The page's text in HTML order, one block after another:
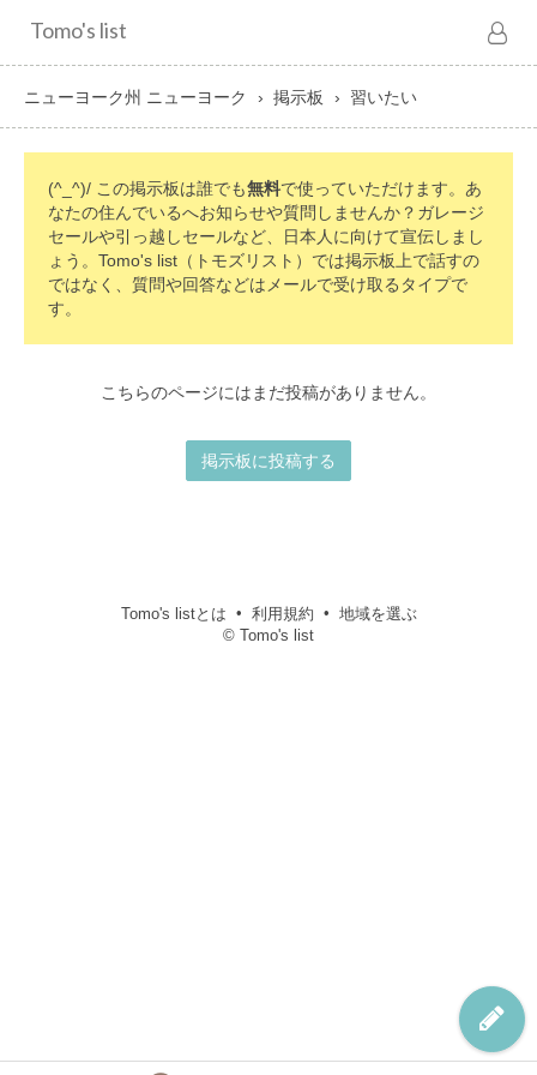
Tomo's list
ニューヨーク州 ニューヨーク 掲示板 習いたい
(^_^)/ この掲示板は誰でも無料で使っていただけます。あ
なたの住んでいるへお知らせや質問しませんか？ガレージ
セールや引っ越しセールなど、日本人に向けて宣伝しまし
ょう。Tomo's list（トモズリスト）では掲示板上で話すの
ではなく、質問や回答などはメールで受け取るタイプで
す。
こちらのページにはまだ投稿がありません。
掲示板に投稿する
Tomo's listとは 利用規約
地域を選ぶ
© Tomo's list